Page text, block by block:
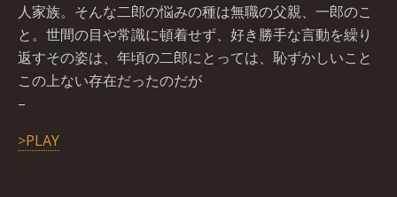
人家族。そんな二郎の悩みの種は無職の父親、一郎のこ
と。世間の目や常識に頓着せず、好き勝手な言動を繰り
返すその姿は、年頃の二郎にとっては、恥ずかしいこと
この上ない存在だったのだが
–
>PLAY